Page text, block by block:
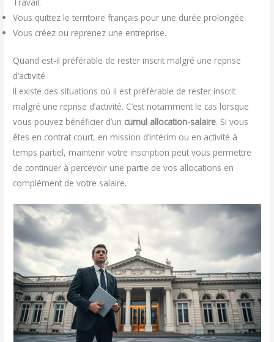
Vous quittez le territoire français pour une durée prolongée.
Vous créez ou reprenez une entreprise.
Quand est-il préférable de rester inscrit malgré une reprise
d’activité
Il existe des situations où il est préférable de rester inscrit
malgré une reprise d’activité. C’est notamment le cas lorsque
vous pouvez bénéficier d’un cumul allocation-salaire. Si vous
êtes en contrat court, en mission d’intérim ou en activité à
temps partiel, maintenir votre inscription peut vous permettre
de continuer à percevoir une partie de vos allocations en
complément de votre salaire.